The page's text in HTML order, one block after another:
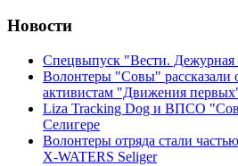
Новости
Спецвыпуск "Вести. Дежурная
Волонтеры "Совы" рассказали
активистам "Движения
Liza Tracking Dog и ВПСО
Селигере
Волонтеры отряда стали
X-WATERS Seliger